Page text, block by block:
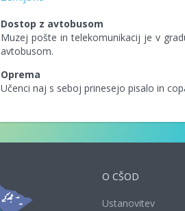
Dostop z avtobusom
Muzej pošte in telekomunikacij je v
avtobusom.
Oprema
Učenci naj s seboj prinesejo pisalo in
O CŠOD
Ustanovitev